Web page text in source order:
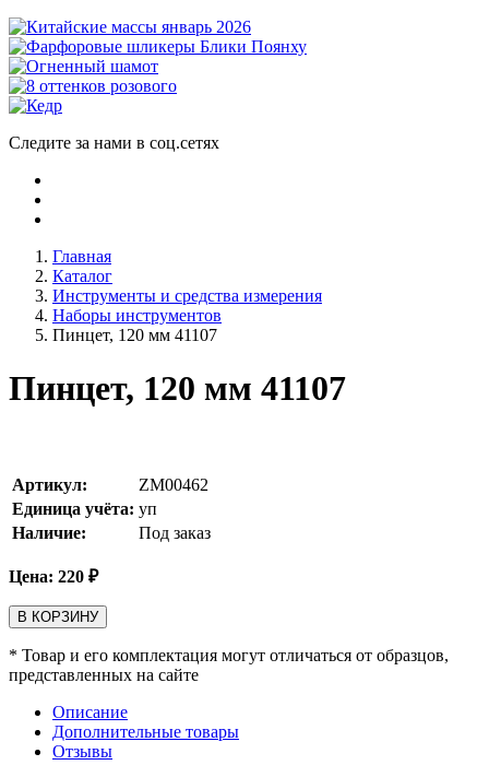
Следите за нами в соц.сетях
Главная
Каталог
Инструменты и средства измерения
Наборы инструментов
Пинцет, 120 мм 41107
Пинцет, 120 мм 41107
Артикул:
ZM00462
Единица учёта: уп
Наличие:
Под заказ
Цена: 220 ₽
В КОРЗИНУ
* Товар и его комплектация могут отличаться от образцов,
представленных на сайте
Описание
Дополнительные товары
Отзывы